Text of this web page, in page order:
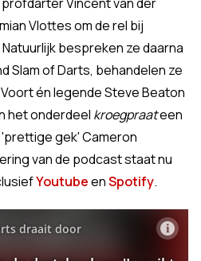
Vlottes om de rel bij
bespreken ze daarna
Slam of Darts, behandelen ze
én legende Steve Beaton
het onderdeel kroegpraateen
gek' Cameron
van de podcast staat nu
YoutubeenSpotify.